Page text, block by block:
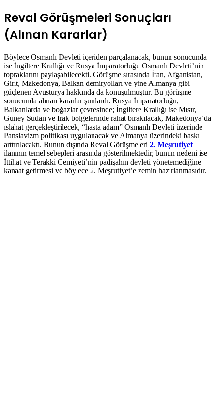
Reval Görüşmeleri Sonuçları
(Alınan Kararlar)
Böylece Osmanlı Devleti içeriden parçalanacak, bunun sonucunda
ise İngiltere Krallığı ve Rusya İmparatorluğu Osmanlı Devleti’nin
topraklarını paylaşabilecekti. Görüşme sırasında İran, Afganistan,
Girit, Makedonya, Balkan demiryolları ve yine Almanya gibi
güçlenen Avusturya hakkında da konuşulmuştur. Bu görüşme
sonucunda alınan kararlar şunlardı: Rusya İmparatorluğu,
Balkanlarda ve boğazlar çevresinde; İngiltere Krallığı ise Mısır,
Güney Sudan ve Irak bölgelerinde rahat bırakılacak, Makedonya’da
ıslahat gerçekleştirilecek, “hasta adam” Osmanlı Devleti üzerinde
Panslavizm politikası uygulanacak ve Almanya üzerindeki baskı
arttırılacaktı. Bunun dışında Reval Görüşmeleri 2. Meşrutiyet
ilanının temel sebepleri arasında gösterilmektedir, bunun nedeni ise
İttihat ve Terakki Cemiyeti’nin padişahın devleti yönetemediğine
kanaat getirmesi ve böylece 2. Meşrutiyet’e zemin hazırlanmasıdır.